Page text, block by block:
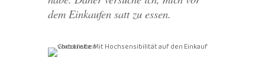
dem Einkaufen satt zu essen.